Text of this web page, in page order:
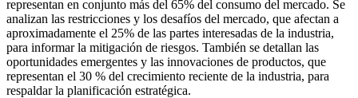
representan en conjunto más del 65% del consumo del mercado. Se
analizan las restricciones y los desafíos del mercado, que afectan a
aproximadamente el 25% de las partes interesadas de la industria,
para informar la mitigación de riesgos. También se detallan las
oportunidades emergentes y las innovaciones de productos, que
representan el 30 % del crecimiento reciente de la industria, para
respaldar la planificación estratégica.